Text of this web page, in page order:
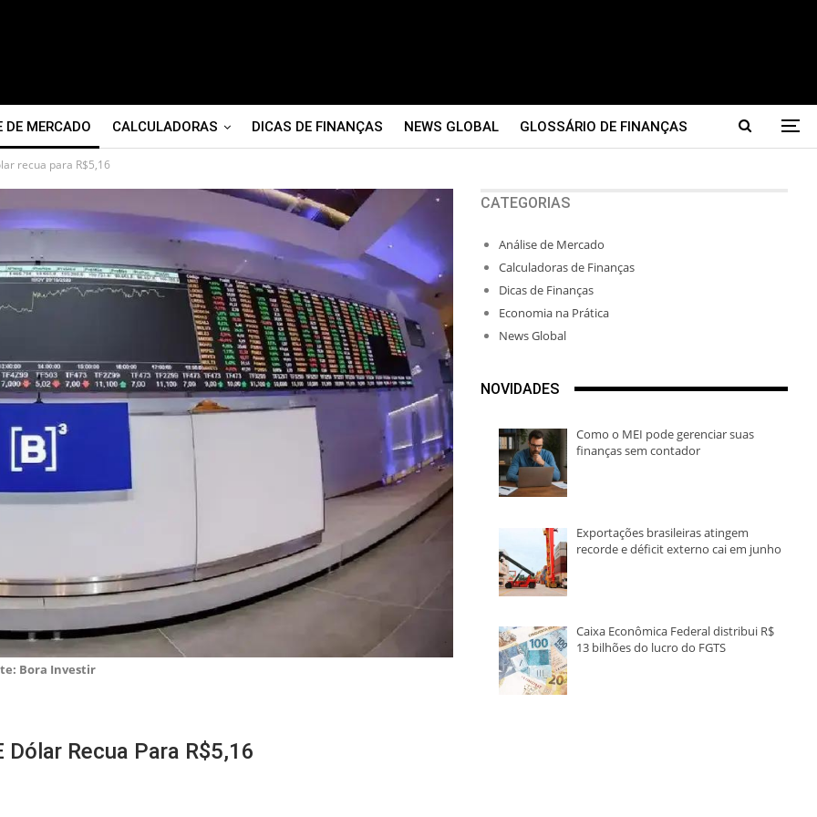
DE MERCADO CALCULADORAS DICAS DE FINANÇAS NEWS GLOBAL GLOSSÁRIO DE FINANÇAS
recua para R$5,16
Bora Investir
Recua Para R$5,16
CATEGORIAS
Análise de Mercado
Calculadoras de Finanças
Dicas de Finanças
Economia na Prática
News Global
NOVIDADES
Como o MEI pode gerenciar suas
finanças sem contador
Exportações brasileiras atingem
recorde e déficit externo cai em junho
Caixa Econômica Federal distribui R$
13 bilhões do lucro do FGTS